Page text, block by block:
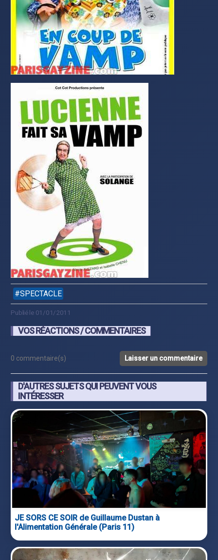
SPECTACLE
Publié le 01/01/2011
VOS RÉACTIONS / COMMENTAIRES
0 commentaire(s) Laisser un commentaire
D'AUTRES SUJETS QUI PEUVENT VOUS
INTÉRESSER
JE SORS CE SOIR de Guillaume Dustan à
l'Alimentation Générale (Paris 11)